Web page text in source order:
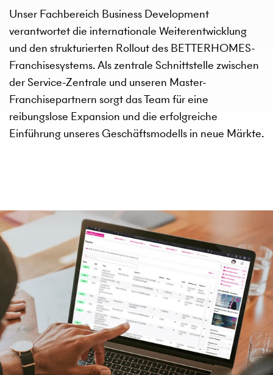
Unser Fachbereich Business Development
verantwortet die internationale Weiterentwicklung
und den strukturierten Rollout des BETTERHOMES-
Franchisesystems. Als zentrale Schnittstelle zwischen
der Service-Zentrale und unseren Master-
Franchisepartnern sorgt das Team für eine
reibungslose Expansion und die erfolgreiche
Einführung unseres Geschäftsmodells in neue Märkte.